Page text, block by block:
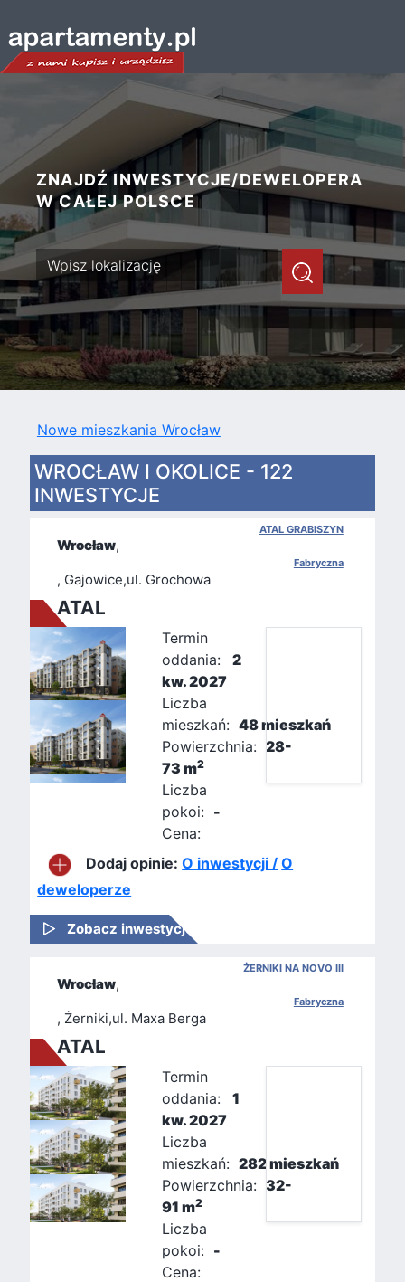
ZNAJDŹ INWESTYCJE/DEWELOPERA
W CAŁEJ POLSCE
Nowe mieszkania Wrocław
WROCŁAW I OKOLICE - 122
INWESTYCJE
ATAL GRABISZYN
Wrocław,
Fabryczna
, Gajowice,ul. Grochowa
ATAL
Termin
oddania:
2
kw. 2027
Liczba
mieszkań: 48 mieszkań
Powierzchnia: 28-
73 m2
Liczba
pokoi: -
Cena:
Dodaj opinie:O inwestycji / O
deweloperze
Zobacz inwestycję
ŻERNIKI NA NOVO III
Wrocław,
Fabryczna
, Żerniki,ul. Maxa Berga
ATAL
Termin
oddania:
1
kw. 2027
Liczba
mieszkań: 282 mieszkań
Powierzchnia: 32-
91 m2
Liczba
pokoi: -
Cena: